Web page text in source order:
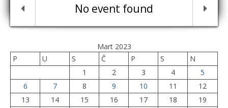
No event found
Mart 2023
P
U S Č P S
N
1
2 3 4
5
6
7 8 9 10 11
12
13
14 15 16 17 18
19